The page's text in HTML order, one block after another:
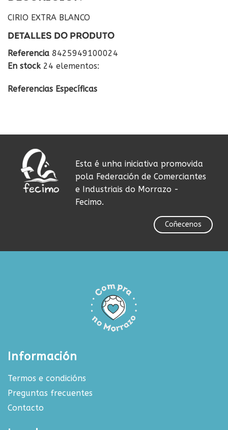
CIRIO EXTRA BLANCO
DETALLES DO PRODUTO
Referencia 8425949100024
En stock 24 elementos:
Referencias Específicas
Esta é unha iniciativa promovida
pola Federación de Comerciantes
e Industriais do Morrazo -
Fecimo.
Coñecenos
Información
Termos e condicións
Preguntas frecuentes
Contacto